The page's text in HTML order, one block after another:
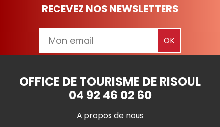
RECEVEZ NOS NEWSLETTERS
OFFICE DE TOURISME DE RISOUL
04 92 46 02 60
A propos de nous